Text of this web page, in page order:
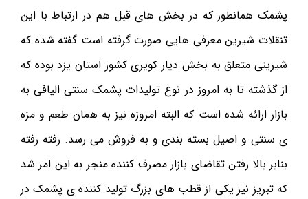
پشمک همانطور که در بخش های قبل هم در ارتباط با این
تنقلات شیرین معرفی هایی صورت گرفته است گفته شده که
شیرینی متعلق به بخش دیار کویری کشور استان یزد بوده که
از گذشته تا به امروز در نوع تولیدات پشمک سنتی الیافی به
بازار ارائه شده است که البته امروزه نیز به همان طعم و مزه
ی سنتی و اصیل بسته بندی و به فروش می رسد. رفته رفته
بنابر بالا رفتن تقاضای بازار مصرف کننده منجر به این امر شد
که تبریز نیز یکی از قطب های بزرگ تولید کننده ی پشمک در